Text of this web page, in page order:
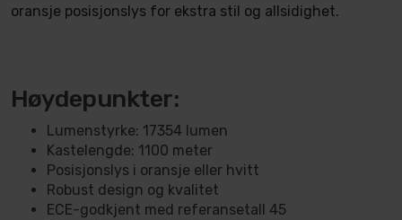
oransje posisjonslys for ekstra stil og allsidighet.
Høydepunkter:
Lumenstyrke: 17354 lumen
Kastelengde: 1100 meter
Posisjonslys i oransje eller hvitt
Robust design og kvalitet
ECE-godkjent med referansetall 45